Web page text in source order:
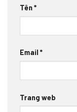
Tên *
Email *
Trang web